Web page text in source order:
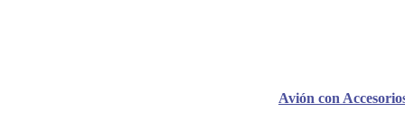
Avión con